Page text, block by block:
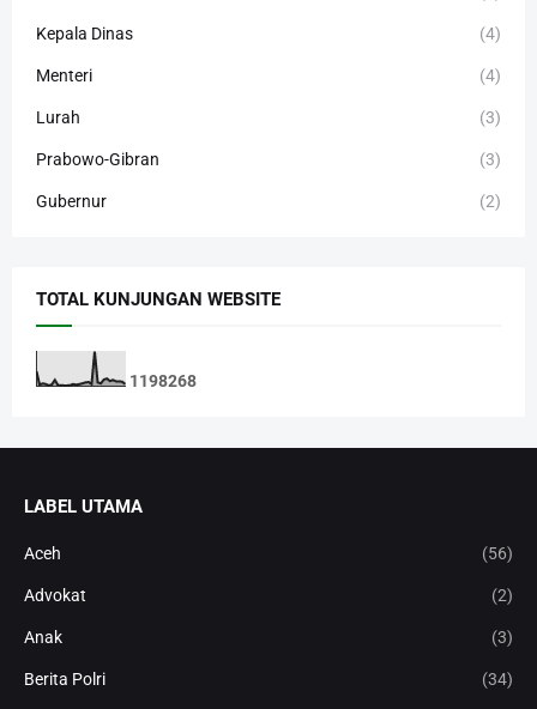
Kepala Dinas (4)
Menteri (4)
Lurah (3)
Prabowo-Gibran (3)
Gubernur (2)
TOTAL KUNJUNGAN WEBSITE
1198268
LABEL UTAMA
Aceh (56)
Advokat (2)
Anak (3)
Berita Polri (34)